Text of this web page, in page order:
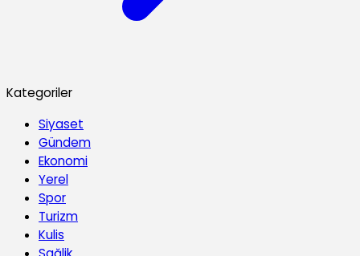
Kategoriler
Siyaset
Gündem
Ekonomi
Yerel
Spor
Turizm
Kulis